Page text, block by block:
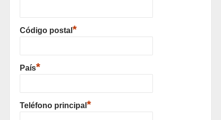
Código postal *
País*
Teléfono principal *